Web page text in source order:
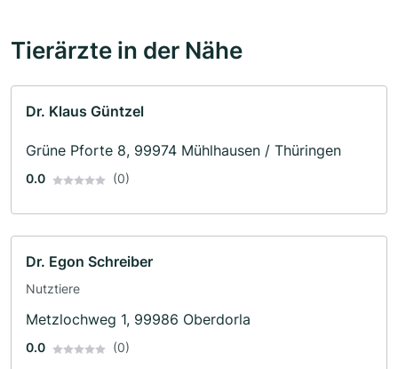
Tierärzte in der Nähe
Dr. Klaus Güntzel
Grüne Pforte 8, 99974 Mühlhausen / Thüringen
0.0 (0)
Dr. Egon Schreiber
Nutztiere
Metzlochweg 1, 99986 Oberdorla
0.0 (0)